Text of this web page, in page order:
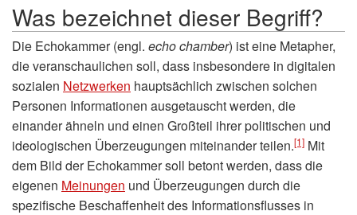
Was bezeichnet dieser Begriff?
Die Echokammer (engl. echo chamber) ist eine Metapher,
die veranschaulichen soll, dass insbesondere in digitalen
sozialen Netzwerken hauptsächlich zwischen solchen
Personen Informationen ausgetauscht werden, die
einander ähneln und einen Großteil ihrer politischen und
ideologischen Überzeugungen miteinander teilen.[1] Mit
dem Bild der Echokammer soll betont werden, dass die
eigenen Meinungen und Überzeugungen durch die
spezifische Beschaffenheit des Informationsflusses in